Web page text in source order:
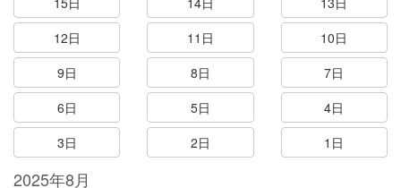
12日
11日
10日
9日
8日
7日
6日
5日
4日
3日
2日 1日
2025年8月